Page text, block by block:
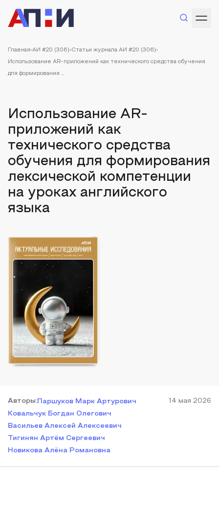
Главная АИ #20 (306) Статьи журнала АИ #20 (306)
Использование AR-приложений как технического средства обучения
для формирования ...
Использование AR-
приложений как
технического средства
обучения для формирования
лексической компетенции
на уроках английского
языка
Авторы:Паршуков Марк Артурович
Ковальчук Богдан Олегович
Васильев Алексей Алексеевич
Тигинян Артём Сергеевич
Новикова Алёна Романовна
14 мая 2026